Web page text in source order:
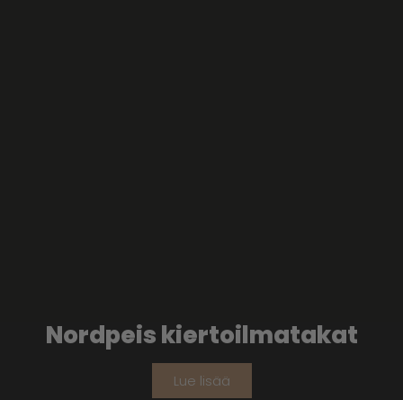
Nordpeis kiertoilmatakat
Lue lisää